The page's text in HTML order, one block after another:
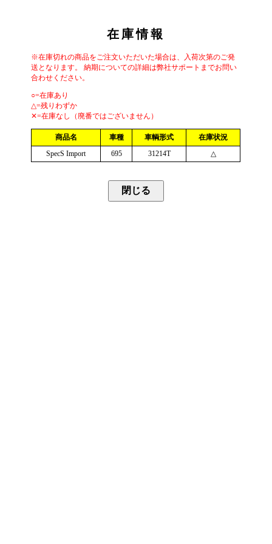
在庫情報
※在庫切れの商品をご注文いただいた場合は、入荷次第のご発
送となります。 納期についての詳細は弊社サポートまでお問い
合わせください。
○=在庫あり
△=残りわずか
✕=在庫なし（廃番ではございません）
商品名 車種 車輌形式
在庫状況
SpecS Import
695 31214T △